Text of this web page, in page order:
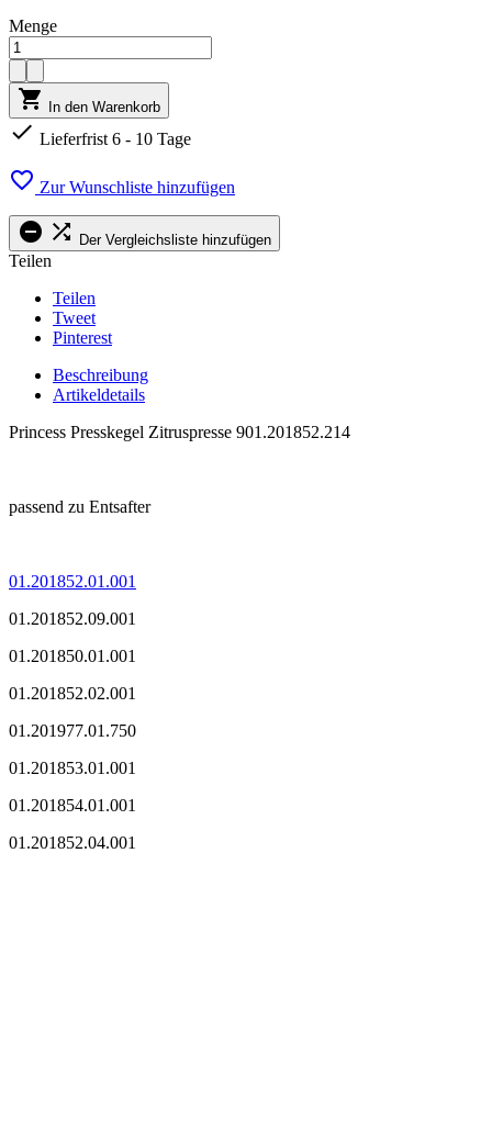
Menge
 In den Warenkorb
 Lieferfrist 6 - 10 Tage
 Zur Wunschliste hinzufügen
  Der Vergleichsliste hinzufügen
Teilen
Teilen
Tweet
Pinterest
Beschreibung
Artikeldetails
Princess Presskegel Zitruspresse 901.201852.214
passend zu Entsafter
01.201852.01.001
01.201852.09.001
01.201850.01.001
01.201852.02.001
01.201977.01.750
01.201853.01.001
01.201854.01.001
01.201852.04.001